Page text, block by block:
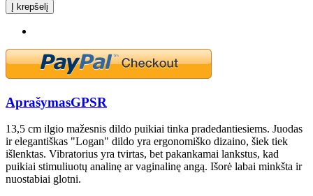
Į krepšelį
AprašymasGPSR
13,5 cm ilgio mažesnis dildo puikiai tinka pradedantiesiems. Juodas
ir elegantiškas "Logan" dildo yra ergonomiško dizaino, šiek tiek
išlenktas. Vibratorius yra tvirtas, bet pakankamai lankstus, kad
puikiai stimuliuotų analinę ar vaginalinę angą. Išorė labai minkšta ir
nuostabiai glotni.